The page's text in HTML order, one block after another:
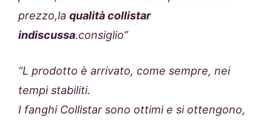
prezzo,la qualità collistar
indiscussa.consiglio”
“L prodotto è arrivato, come sempre, nei
tempi stabiliti.
I fanghi Collistar sono ottimi e si ottengono,